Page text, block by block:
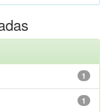
1
1